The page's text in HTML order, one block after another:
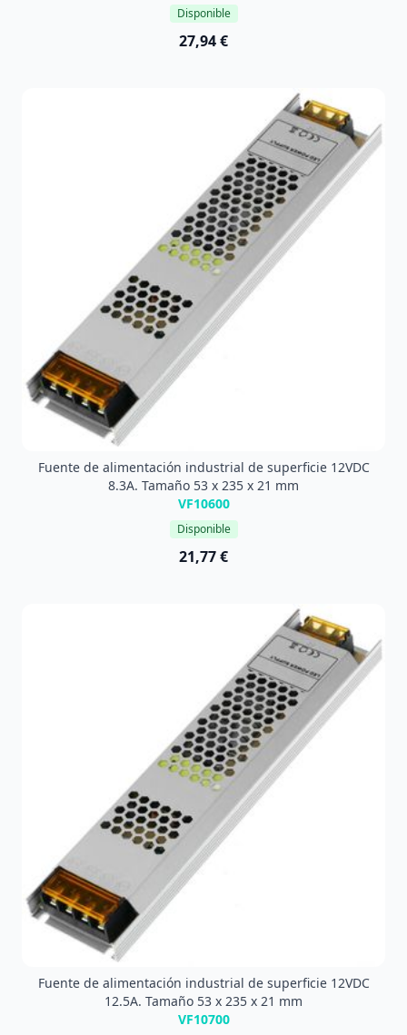
Disponible
27,94 €
Fuente de alimentación industrial de superficie 12VDC
8.3A. Tamaño 53 x 235 x 21 mm
VF10600
Disponible
21,77 €
Fuente de alimentación industrial de superficie 12VDC
12.5A. Tamaño 53 x 235 x 21 mm
VF10700